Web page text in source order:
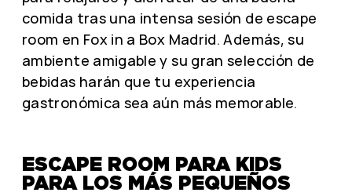
comida tras una intensa sesión de escape
room en Fox in a Box Madrid. Además, su
ambiente amigable y su gran selección de
bebidas harán que tu experiencia
gastronómica sea aún más memorable.
ESCAPE ROOM PARA KIDS
PARA LOS MÁS PEQUEÑOS